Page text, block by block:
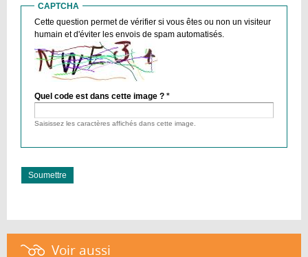
CAPTCHA
Cette question permet de vérifier si vous êtes ou non un visiteur
humain et d'éviter les envois de spam automatisés.
Quel code est dans cette image ?*
Saisissez les caractères affichés dans cette image.
Voir aussi :